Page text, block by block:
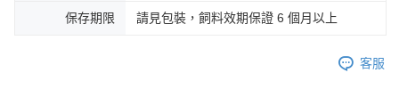
保存期限 請見包裝，飼料效期保證 6 個月以上
客服